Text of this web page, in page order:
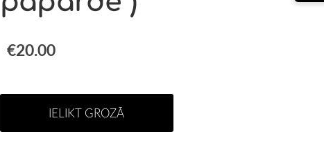
€20.00
IELIKT GROZĀ